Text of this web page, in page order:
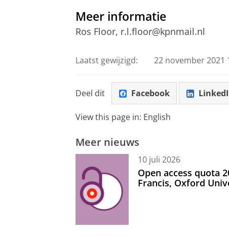
Meer informatie
Ros Floor, r.l.floor@kpnmail.nl
Laatst gewijzigd: 22 november 2021
Deel dit Facebook
View this page in: English
Meer nieuws
10 juli 2026
Open access quota
Francis, Oxford